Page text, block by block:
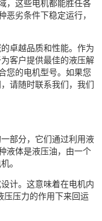
劣条件下稳定运行，
卓越品质和性能。作为
客户提供最佳的液压解
您的电机型号。如果您
请随时联系我们，我们
部分，它们通过利用液
液体是液压油，由一个
。
计。这意味着在电机内
压压力的作用下来回运